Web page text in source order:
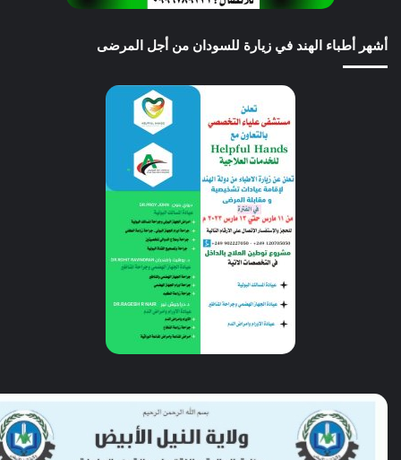
أشهر أطباء الهند في زيارة للسودان من أجل المرضى